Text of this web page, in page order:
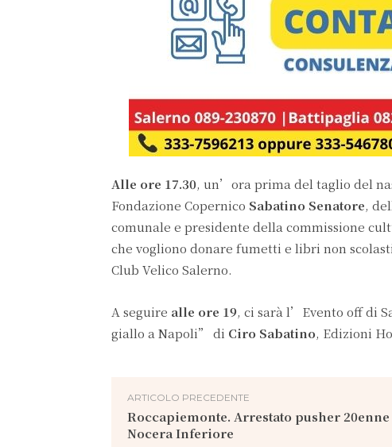
Alle ore 17.30, un’ora prima del taglio del
Fondazione Copernico Sabatino Senatore,
comunale e presidente della commissione
che vogliono donare fumetti e libri non
Club Velico Salerno.
A seguire alle ore 19, ci sarà l’Evento off di
giallo a Napoli” di Ciro Sabatino, Edizioni
ARTICOLO PRECEDENTE
Roccapiemonte. Arrestato pusher
Nocera Inferiore